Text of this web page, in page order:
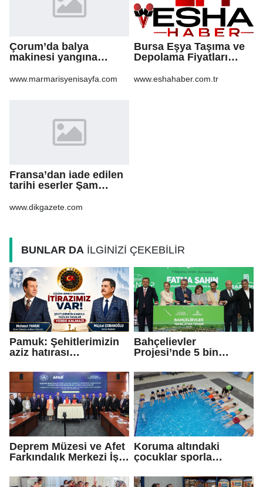
Çorum’da balya
makinesi yangına
anız küle döndü
www.marmarisyenisayfa.com
Bursa Eşya Taşıma ve
Depolama Fiyatları
İçin Bilinmesi
www.eshahaber.com.tr
Fransa’dan iade edilen
tarihi eserler Şam
www.dikgazete.com
BUNLAR DA İLGİNİZİ ÇEKEBİLİR
Pamuk: Şehitlerimizin
aziz hatırası
gazilerimizin
fedakârlıkları
gölgelenmesin
Bahçelievler
Projesi’nde 5 bin
Deprem Müzesi ve Afet
Farkındalık Merkezi İş
Koruma altındaki
çocuklar sporla